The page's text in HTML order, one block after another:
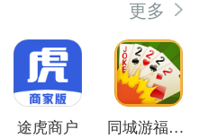
更多
途虎商户 同城游福鼎打炸